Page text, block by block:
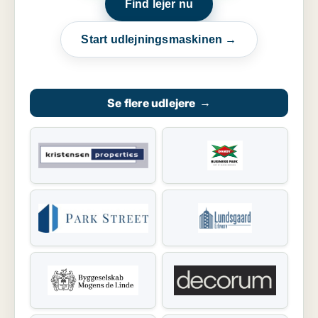
Find lejer nu
Start udlejningsmaskinen →
Se flere udlejere →